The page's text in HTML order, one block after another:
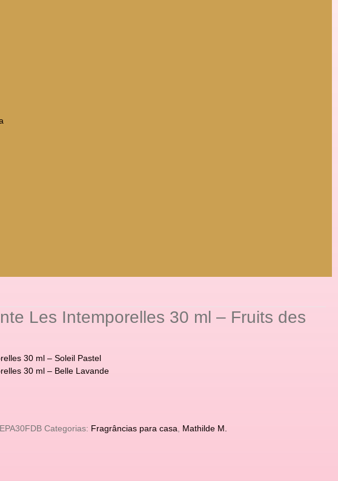
Les Intemporelles 30 ml – Fruits des
30 ml – Soleil Pastel
30 ml – Belle Lavande
EPA30FDB Categorias: Fragrâncias para casa
Mathilde M.